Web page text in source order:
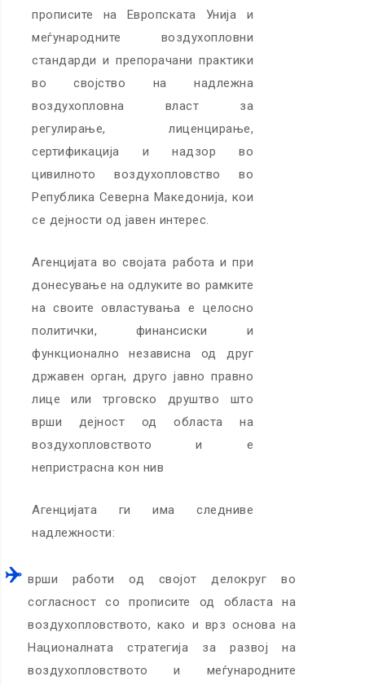
прописите на Европската Унија и
меѓународните воздухопловни
стандарди и препорачани практики
во својство на надлежна
воздухопловна власт за
регулирање, лиценцирање,
сертификација и надзор во
цивилното воздухопловство во
Република Северна Македонија, кои
се дејности од јавен интерес.
Агенцијата во својата работа и при
донесување на одлуките во рамките
на своите овластувања е целосно
политички, финансиски и
функционално независна од друг
државен орган, друго јавно правно
лице или трговско друштво што
врши дејност од областа на
воздухопловството и е
непристрасна кон нив
Агенцијата ги има следниве
надлежности:
врши работи од својот делокруг во
согласност со прописите од областа на
воздухопловството, како и врз основа на
Националната стратегија за развој на
воздухопловството и меѓународните